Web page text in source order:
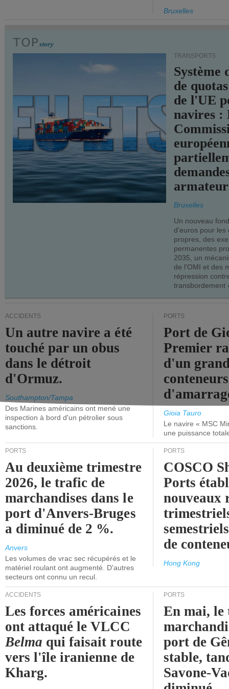
Bruxelles
TRANSPORTS
Système
de
de l'UE
navires :
Bruxelles
Un nouveau
d'euros pour les
propres, des
permanentes
2035, un
de l'OMI et des
répression
transbordement
ACCIDENTS
Un autre navire a été
touché par un obus
dans le détroit
d'Ormuz.
Southampton/Tampa
Des Marines américains ont mené une
inspection à bord d'un pétrolier sous
sanctions.
PORTS
Port de
Premier
d'un
Gioia Tauro
Le navire « MSC
une puissance
PORTS
Au deuxième trimestre
2026, le trafic de
marchandises dans le
port d'Anvers-Bruges
a diminué de 2 %.
Anvers
Les volumes de vrac sec récupérés et le
matériel roulant ont augmenté. D'autres
secteurs ont connu un recul.
PORTS
COSCO
Ports
nouveaux
de
Hong Kong
ACCIDENTS
Les forces américaines
ont attaqué le VLCC
Belma qui faisait route
vers l'île iranienne de
Kharg.
PORTS
En mai, le
port de
stable,
Savone-